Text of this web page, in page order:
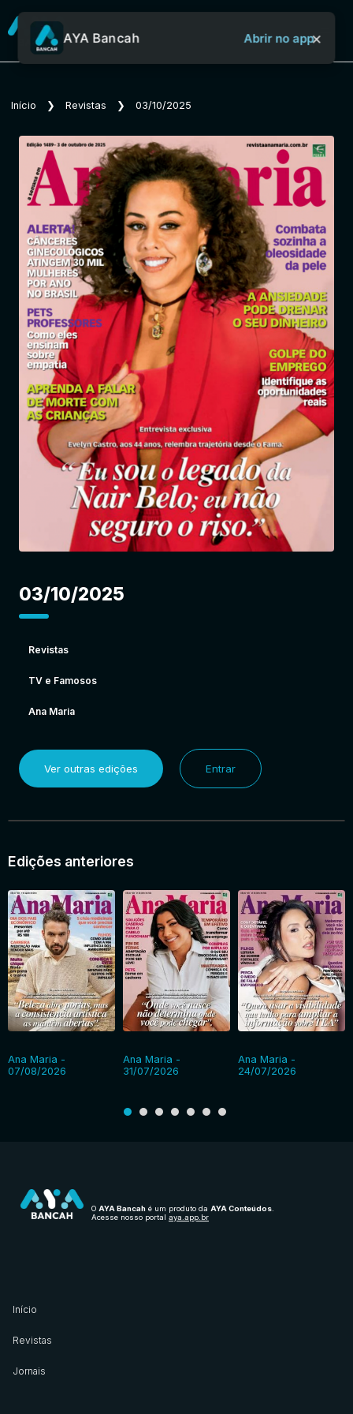
Sobre o Aya Bancah
Início
Revistas
Jornais
AYA Bancah Abrir no app×
Início ❯ Revistas ❯ 03/10/2025
03/10/2025
Revistas
TV e Famosos
Ana Maria
Ver outras edições Entrar
Edições anteriores
Ana Maria -
07/08/2026
Ana Maria -
31/07/2026
Ana Maria -
24/07/2026
O AYA Bancah é um produto da AYA Conteúdos
Acesse nosso portal aya.app.br
Início
Revistas
Jornais